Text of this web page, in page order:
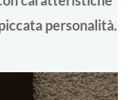
personalità.